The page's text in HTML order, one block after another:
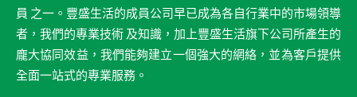
員 之一。豐盛生活的成員公司早已成為各自行業中的市場領導
者，我們的專業技術 及知識，加上豐盛生活旗下公司所產生的
龐大協同效益，我們能夠建立一個強大的網絡，並為客戶提供
全面一站式的專業服務。